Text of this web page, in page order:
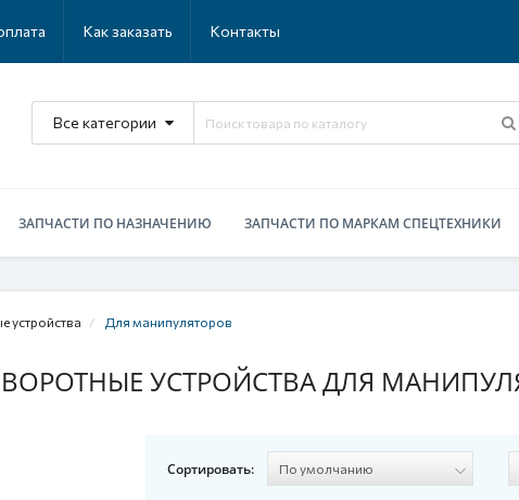
Как заказать Контакты
Все категории
ЗАПЧАСТИ ПО НАЗНАЧЕНИЮ ЗАПЧАСТИ ПО МАРКАМ СПЕЦТЕХНИКИ
устройства Для манипуляторов
УСТРОЙСТВА ДЛЯ
Сортировать: